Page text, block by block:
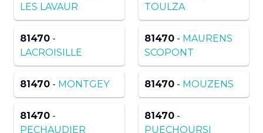
LES LAVAUR
TOULZA
81470 -
LACROISILLE
81470 - MAURENS
SCOPONT
81470 - MONTGEY 81470 - MOUZENS
81470 -
PECHAUDIER
81470 -
PUECHOURSI